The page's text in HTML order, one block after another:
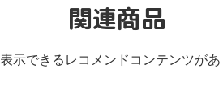
関連商品
表示できるレコメンドコンテンツが